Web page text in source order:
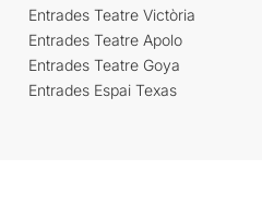
Entrades Teatre Victòria
Entrades Teatre Apolo
Entrades Teatre Goya
Entrades Espai Texas